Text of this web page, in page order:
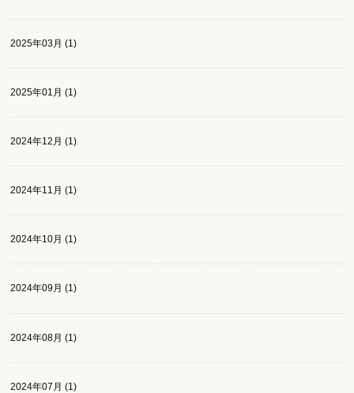
2025年03月 (1)
2025年01月 (1)
2024年12月 (1)
2024年11月 (1)
2024年10月 (1)
2024年09月 (1)
2024年08月 (1)
2024年07月 (1)